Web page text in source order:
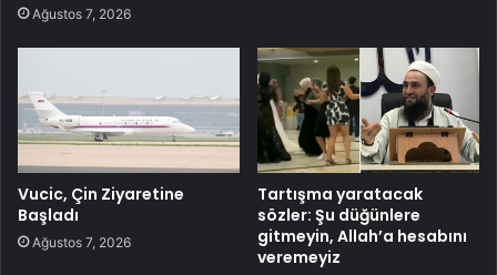
Ağustos 7, 2026
Vucic, Çin Ziyaretine
Başladı
Ağustos 7, 2026
Tartışma yaratacak
sözler: Şu düğünlere
gitmeyin, Allah’a hesabını
veremeyiz